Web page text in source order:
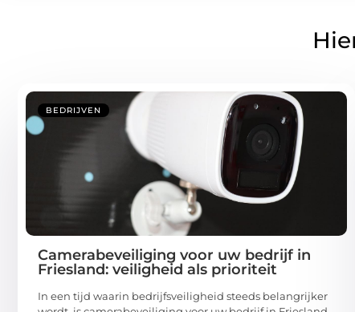
BEDRIJVEN
Camerabeveiliging voor uw bedrijf in
Friesland: veiligheid als prioriteit
In een tijd waarin bedrijfsveiligheid steeds belangrijker